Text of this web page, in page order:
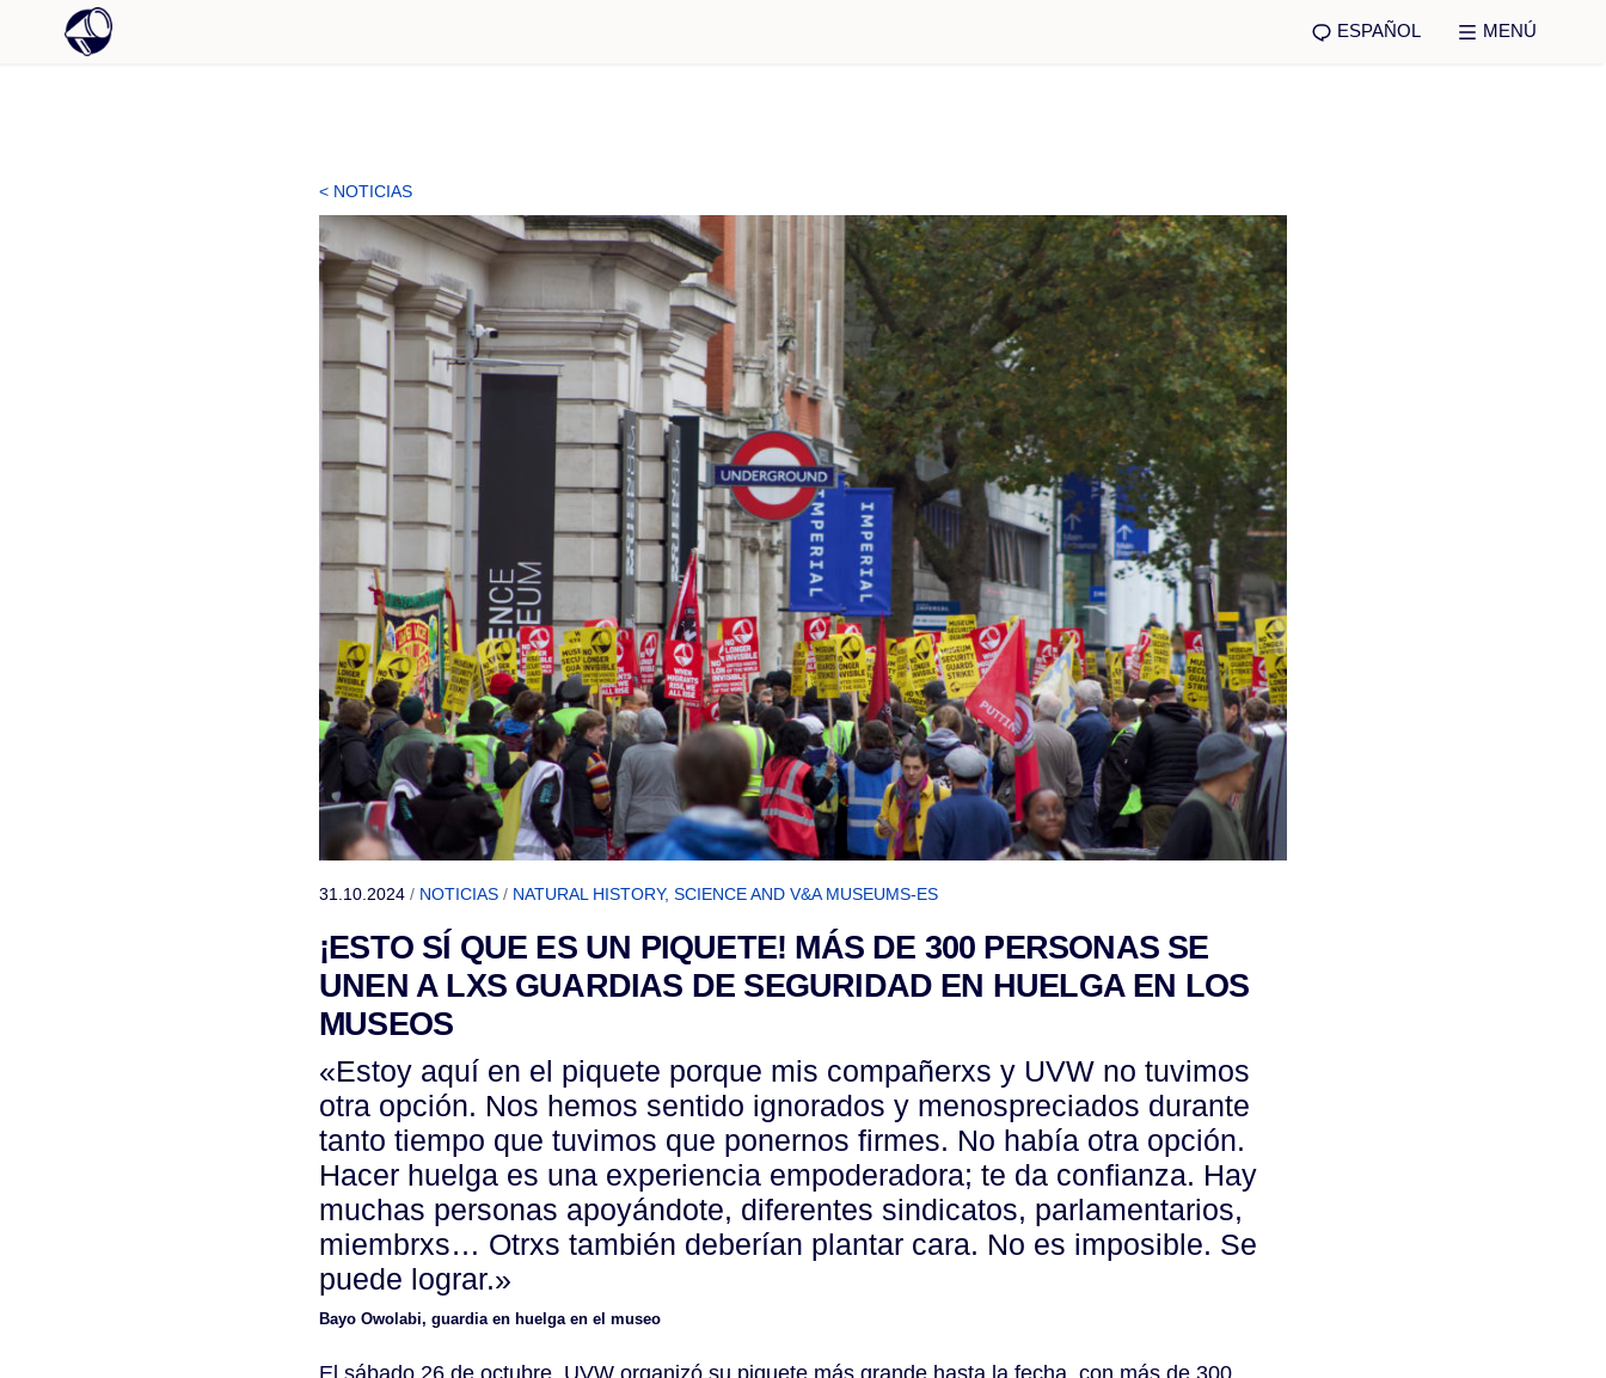
ESPAÑOL MENÚ
< NOTICIAS
31.10.2024 / NOTICIAS / NATURAL HISTORY, SCIENCE AND V&A MUSEUMS-ES
¡ESTO SÍ QUE ES UN PIQUETE! MÁS DE 300 PERSONAS SE
UNEN A LXS GUARDIAS DE SEGURIDAD EN HUELGA EN LOS
MUSEOS
«Estoy aquí en el piquete porque mis compañerxs y UVW no tuvimos
otra opción. Nos hemos sentido ignorados y menospreciados durante
tanto tiempo que tuvimos que ponernos firmes. No había otra opción.
Hacer huelga es una experiencia empoderadora; te da confianza. Hay
muchas personas apoyándote, diferentes sindicatos, parlamentarios,
miembrxs… Otrxs también deberían plantar cara. No es imposible. Se
puede lograr.»
Bayo Owolabi, guardia en huelga en el museo
El sábado 26 de octubre, UVW organizó su piquete más grande hasta la fecha, con más de 300